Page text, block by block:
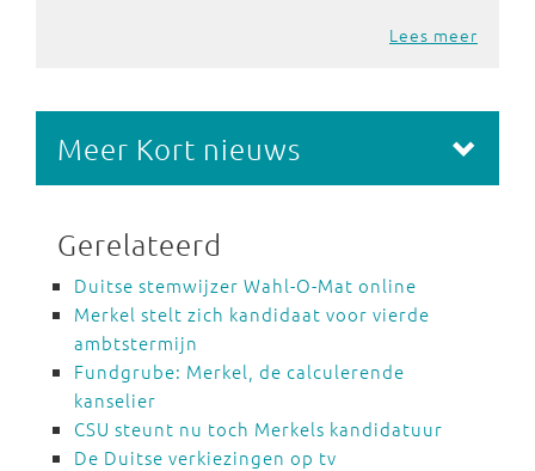
Lees meer
Meer Kort nieuws
Gerelateerd
Duitse stemwijzer Wahl-O-Mat online
Merkel stelt zich kandidaat voor vierde
ambtstermijn
Fundgrube: Merkel, de calculerende
kanselier
CSU steunt nu toch Merkels kandidatuur
De Duitse verkiezingen op tv